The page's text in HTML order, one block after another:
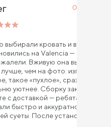
06.05.2026
выбирали кровать и в итоге
на Valencia — ни разу
Вживую она выглядит
чем на фото: изголовье
такое «пухлое», сразу делает
уютнее. Сборку заказывали
с доставкой — ребята всё
быстро и аккуратно, без
суеты. После установки